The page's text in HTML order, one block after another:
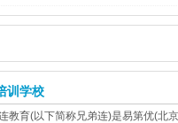
训学校
教育(以下简称兄弟连)是易第优(北